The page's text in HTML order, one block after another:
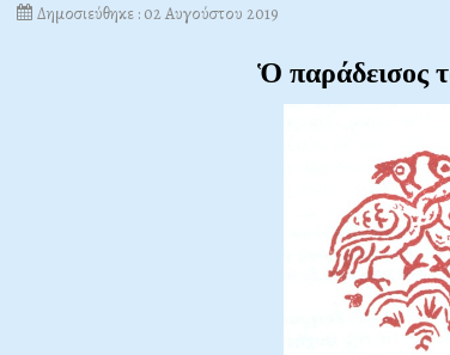
Δημοσιεύθηκε : 02 Αυγούστου 2019
Ὁ παράδεισος